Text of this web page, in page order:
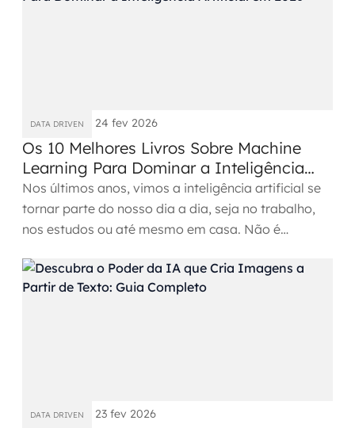
Suporte a banco de dados
FinOps
Billing Cloud
Gestão de infraestrutura
MSS
DATA DRIVEN 24 fev 2026
Os 10 Melhores Livros Sobre Machine
Learning Para Dominar a Inteligência
Artificial em 2026
Nos últimos anos, vimos a inteligência artificial se
tornar parte do nosso dia a dia, seja no trabalho,
nos estudos ou até mesmo em casa. Não é
DATA DRIVEN 23 fev 2026